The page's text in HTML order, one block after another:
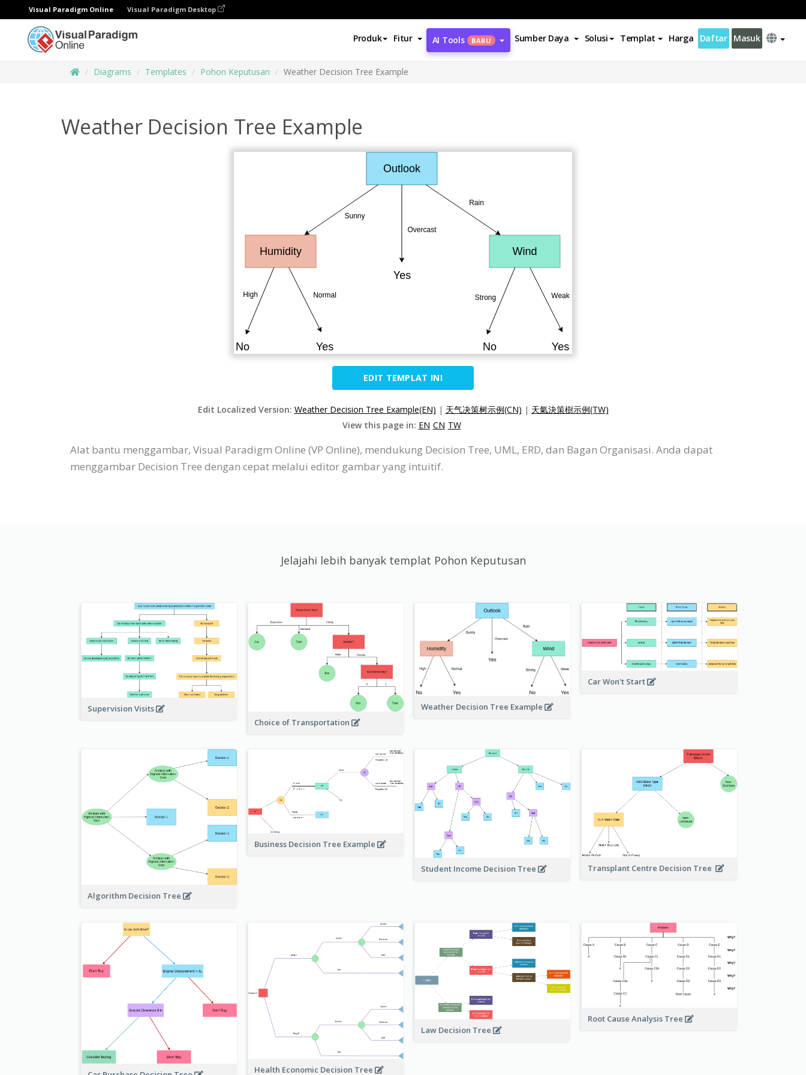
Visual Paradigm Online Visual Paradigm Desktop
Produk Fitur AI Tools BARU Sumber Daya Solusi Templat Harga Daftar Masuk
Diagrams Templates Pohon Keputusan Weather Decision Tree Example
Weather Decision Tree Example
EDIT TEMPLAT INI
Edit Localized Version: Weather Decision Tree Example(EN) | 天气决策树示例(CN) | 天氣決策樹示例(TW)
View this page in: EN CN TW
Alat bantu menggambar, Visual Paradigm Online (VP Online), mendukung Decision Tree, UML, ERD, dan Bagan Organisasi. Anda dapat
menggambar Decision Tree dengan cepat melalui editor gambar yang intuitif.
Jelajahi lebih banyak templat Pohon Keputusan
Supervision Visits
Choice of Transportation
Weather Decision Tree Example
Car Won't Start
Algorithm Decision Tree
Business Decision Tree Example
Student Income Decision Tree Transplant Centre Decision Tree
Health Economic Decision Tree
Law Decision Tree
Root Cause Analysis Tree